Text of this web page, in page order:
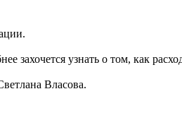
захочется узнать о том, как
Власова.